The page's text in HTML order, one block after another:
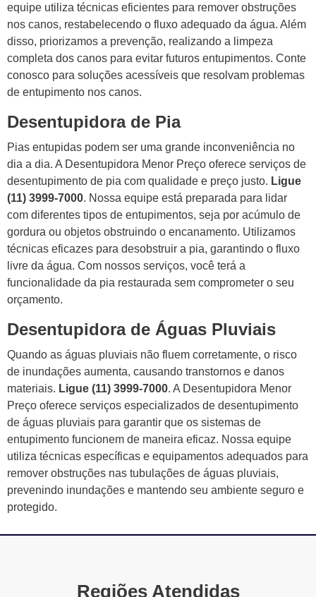
equipe utiliza técnicas eficientes para remover obstruções
nos canos, restabelecendo o fluxo adequado da água. Além
disso, priorizamos a prevenção, realizando a limpeza
completa dos canos para evitar futuros entupimentos. Conte
conosco para soluções acessíveis que resolvam problemas
de entupimento nos canos.
Desentupidora de Pia
Pias entupidas podem ser uma grande inconveniência no
dia a dia. A Desentupidora Menor Preço oferece serviços de
desentupimento de pia com qualidade e preço justo. Ligue
(11) 3999-7000. Nossa equipe está preparada para lidar
com diferentes tipos de entupimentos, seja por acúmulo de
gordura ou objetos obstruindo o encanamento. Utilizamos
técnicas eficazes para desobstruir a pia, garantindo o fluxo
livre da água. Com nossos serviços, você terá a
funcionalidade da pia restaurada sem comprometer o seu
orçamento.
Desentupidora de Águas Pluviais
Quando as águas pluviais não fluem corretamente, o risco
de inundações aumenta, causando transtornos e danos
materiais. Ligue (11) 3999-7000. A Desentupidora Menor
Preço oferece serviços especializados de desentupimento
de águas pluviais para garantir que os sistemas de
entupimento funcionem de maneira eficaz. Nossa equipe
utiliza técnicas específicas e equipamentos adequados para
remover obstruções nas tubulações de águas pluviais,
prevenindo inundações e mantendo seu ambiente seguro e
protegido.
Regiões Atendidas